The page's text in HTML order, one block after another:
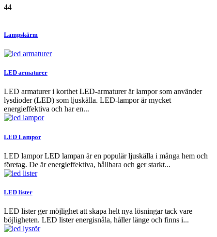
44
Lampskärm
LED armaturer
LED armaturer i korthet LED-armaturer är lampor som använder
lysdioder (LED) som ljuskälla. LED-lampor är mycket
energieffektiva och har en...
LED Lampor
LED lampor LED lampan är en populär ljuskälla i många hem och
företag. De är energieffektiva, hållbara och ger starkt...
LED lister
LED lister ger möjlighet att skapa helt nya lösningar tack vare
böjligheten. LED lister energisnåla, håller länge och finns i...